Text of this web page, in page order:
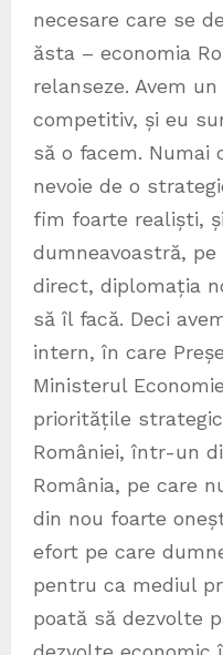
necesare care se
ăsta – economia
relanseze. Avem
competitiv, și eu
să o facem. Numai
nevoie de o
fim foarte realiști,
dumneavoastră,
direct, diplomația
să îl facă. Deci
intern, în care
Ministerul
prioritățile
României, într-un
România, pe care
din nou foarte
efort pe care
pentru ca mediul
poată să dezvolte